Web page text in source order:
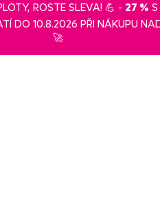
ROSTE SLEVA! 💪 -27 %
DO 10.8.2026 PŘI NÁKUPU
🚀